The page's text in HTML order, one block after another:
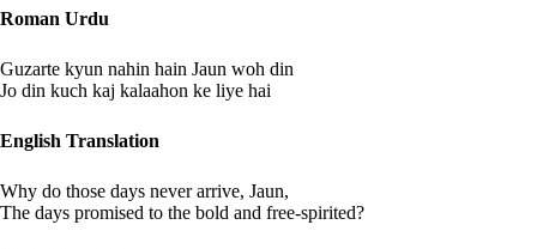
Roman Urdu
Guzarte kyun nahin hain Jaun woh din
Jo din kuch kaj kalaahon ke liye hai
English Translation
Why do those days never arrive, Jaun,
The days promised to the bold and free-spirited?